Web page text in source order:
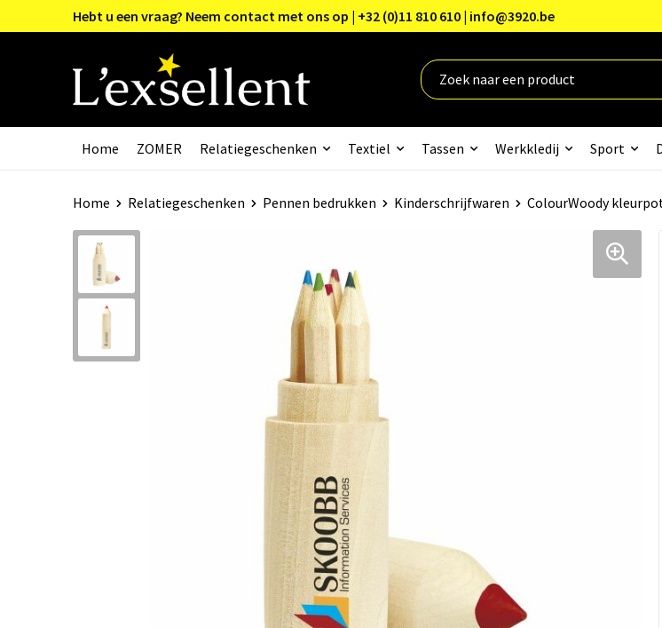
Hebt u een vraag? Neem contact met ons op | +32 (0)11 810 610 | info@3920.be
Home ZOMER Relatiegeschenken Textiel Tassen Werkkledij Sport
Home Relatiegeschenken Pennen bedrukken Kinderschrijfwaren ColourWoody